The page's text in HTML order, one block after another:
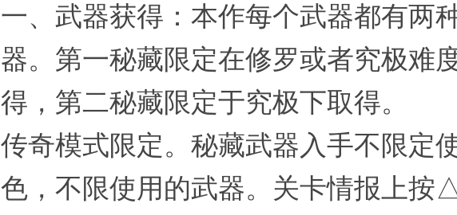
一、武器获得：本作每个武器都有两
器。第一秘藏限定在修罗或者究极难
得，第二秘藏限定于究极下取得。
传奇模式限定。秘藏武器入手不限定
色，不限使用的武器。关卡情报上按